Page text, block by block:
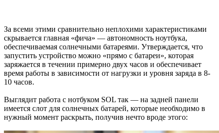
За всеми этими сравнительно неплохими характеристиками
скрывается главная «фича» — автономность ноутбука,
обеспечиваемая солнечными батареями. Утверждается, что
запустить устройство можно «прямо с батареи», которая
заряжается в течении примерно двух часов и обеспечивает
время работы в зависимости от нагрузки и уровня заряда в 8-
10 часов.
Выглядит работа с нотбуком SOL так — на задней панели
имеется слот для солнечных батарей, которые необходимо в
нужный момент раскрыть, получив нечто вроде этого: